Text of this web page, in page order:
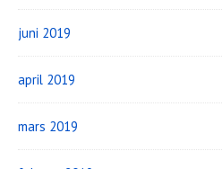
juni 2019
april 2019
mars 2019